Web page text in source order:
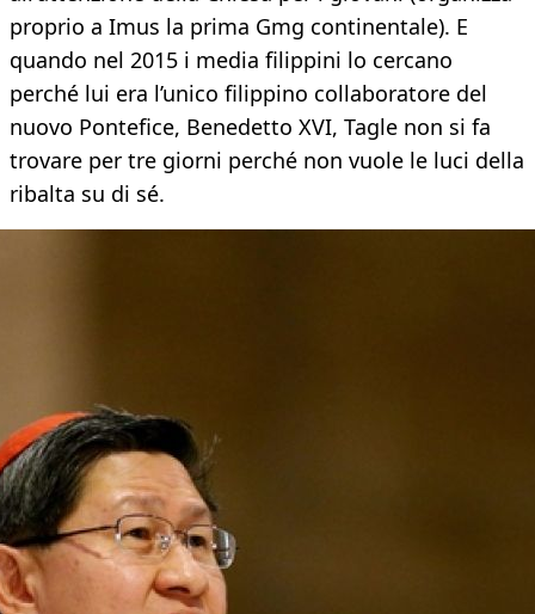
proprio a Imus la prima Gmg continentale). E
quando nel 2015 i media filippini lo cercano
perché lui era l’unico filippino collaboratore del
nuovo Pontefice, Benedetto XVI, Tagle non si fa
trovare per tre giorni perché non vuole le luci della
ribalta su di sé.